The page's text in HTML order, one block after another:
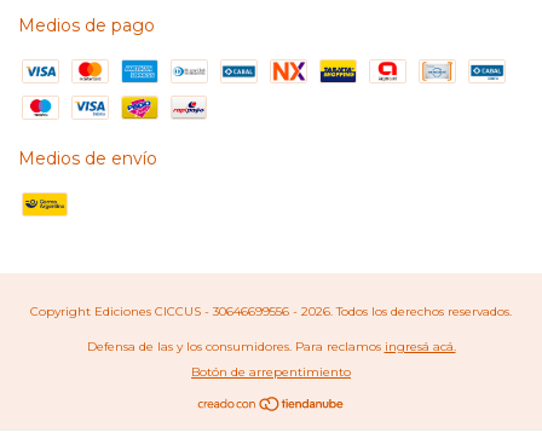
Medios de pago
Medios de envío
Copyright Ediciones CICCUS - 30646699556 - 2026. Todos los derechos reservados.
Defensa de las y los consumidores. Para reclamos ingresá acá.
Botón de arrepentimiento